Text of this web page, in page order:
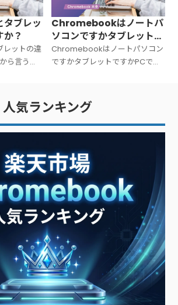
ブレッ
か？
ットの違
ら言う
の板型デ
力が多い
Chromebookはノートパ
ソコンですかタブレットで
すかPCですか？
Chromebookはノートパソコン
ですかタブレットですかPCです
ン（PC）」です。広い意味での
PC（パーソナルコンピュータ
ー）
人気ランキング